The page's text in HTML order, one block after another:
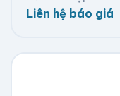
Liên hệ báo giá